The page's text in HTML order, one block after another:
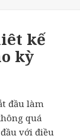
kế
kỳ
đầu làm
quá
với điều